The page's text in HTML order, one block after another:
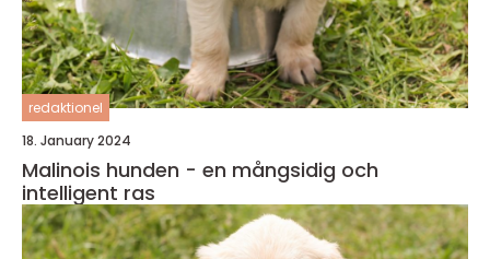
redaktionel
18. January 2024
Malinois hunden - en mångsidig och
intelligent ras